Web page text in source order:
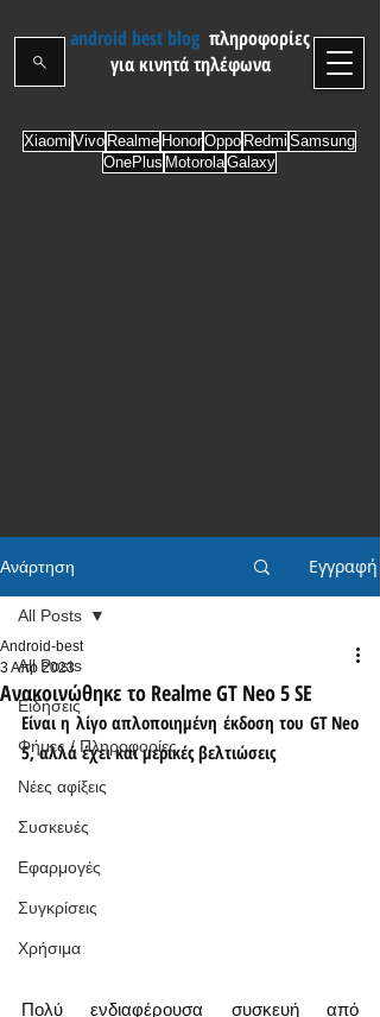
android best blog πληροφορίες
για κινητά τηλέφωνα
Xiaomi Vivo Realme HonorOppo Redmi Samsung
OnePlus MotorolaGalaxy
Ανάρτηση Εγγραφή
All Posts
Ειδήσεις
Φήμες / Πληροφορίες
Νέες αφίξεις
Συσκευές
Εφαρμογές
Συγκρίσεις
Χρήσιμα
All Posts
Ανακοινώθηκε το Realme GT Neo 5 SE
Android-best
3 Απρ 2023
Είναι η λίγο απλοποιημένη έκδοση του GT Neo
5, αλλά έχει και μερικές βελτιώσεις
Πολύ ενδιαφέρουσα συσκευή από